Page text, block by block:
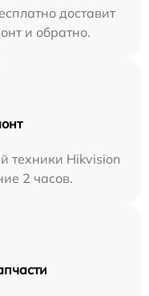
доставит
и обратно.
техники Hikvision
2 часов.